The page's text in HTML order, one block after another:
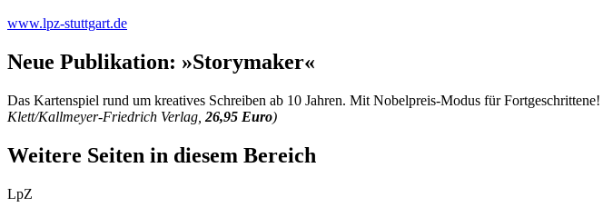
www.lpz-stuttgart.de
Neue Publikation: »Storymaker«
Das Kartenspiel rund um kreatives Schreiben ab 10 Jahren. Mit Nobelpreis-Modus für Fortgeschrittene!
Klett/Kallmeyer-Friedrich Verlag, 26,95 Euro)
Weitere Seiten in diesem Bereich
LpZ